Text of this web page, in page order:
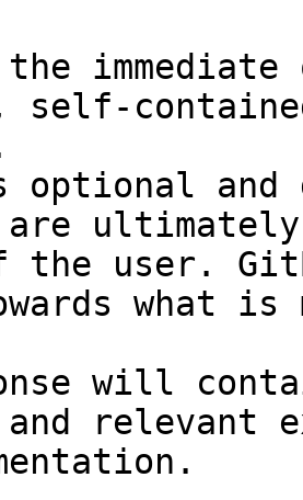
self-
and
are
the user.
what
will
relevant